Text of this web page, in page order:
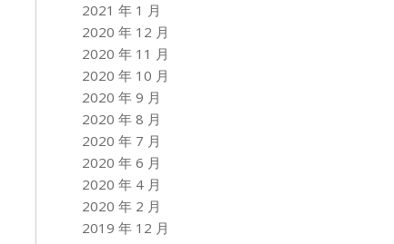
2021 年 1 月
2020 年 12 月
2020 年 11 月
2020 年 10 月
2020 年 9 月
2020 年 8 月
2020 年 7 月
2020 年 6 月
2020 年 4 月
2020 年 2 月
2019 年 12 月